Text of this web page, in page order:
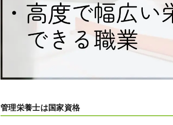
管理栄養士は国家資格